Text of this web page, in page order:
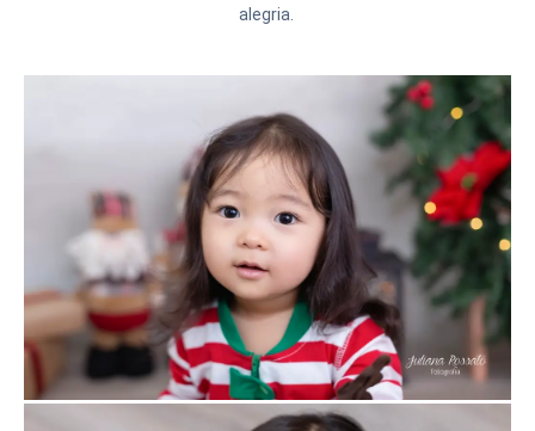
alegria.